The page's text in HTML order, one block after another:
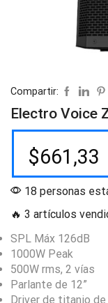
Compartir:
Electro Voice
$661,33
18 personas
🔥 3 artículos
SPL Máx 126dB
1000W Peak
500W rms, 2 vías
Parlante de 12”
Driver de titanio de